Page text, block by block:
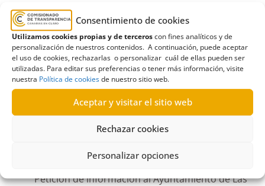
Consentimiento de cookies
Utilizamos cookies propias y de terceroscon fines analíticos y de
personalización de nuestros contenidos. A continuación, puede aceptar
el uso de cookies, rechazarlas o personalizar cuál de ellas pueden ser
utilizadas. Para editar sus preferencias o tener más información, visite
nuestra Política de cookiesde nuestro sitio web.
Aceptar y visitar el sitio web
Rechazar cookies
Personalizar opciones
Agencia Local Gestora de la Energía
por la Transparencia en Canarias,Ayuntamiento de
Las Palmas de Gran Canaria,costes,energía,
Estimación, molinos
Petición de información al Ayuntamiento de Las